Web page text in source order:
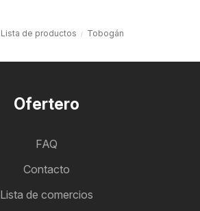
Lista de productos Tobogán
Ofertero
FAQ
Contacto
Lista de comercios